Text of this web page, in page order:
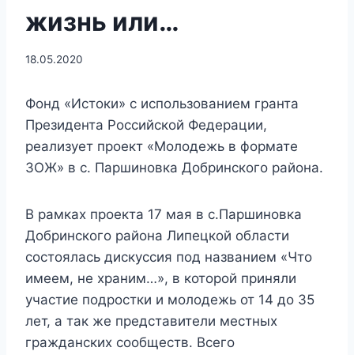
жизнь или…
18.05.2020
Фонд «Истоки» с использованием гранта
Президента Российской Федерации,
реализует проект «Молодежь в формате
ЗОЖ» в с. Паршиновка Добринского района.
В рамках проекта 17 мая в с.Паршиновка
Добринского района Липецкой области
состоялась дискуссия под названием «Что
имеем, не храним…», в которой приняли
участие подростки и молодежь от 14 до 35
лет, а так же представители местных
гражданских сообществ. Всего